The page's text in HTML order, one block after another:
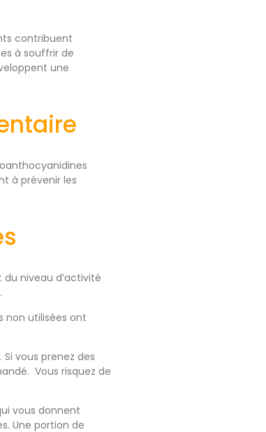
contribuent
à souffrir de
une
à prévenir les
niveau d’activité
non utilisées ont
vous prenez des
Vous risquez de
vous donnent
Une portion de